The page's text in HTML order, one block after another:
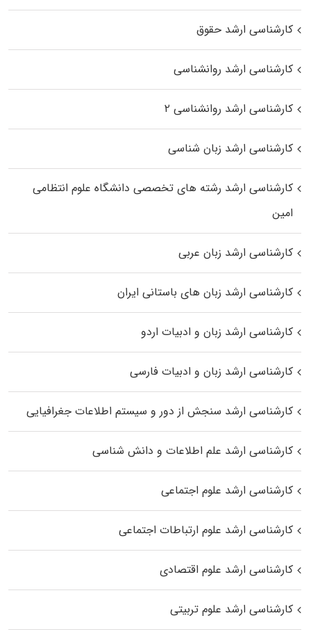
کارشناسی ارشد حقوق
کارشناسی ارشد روانشناسی
کارشناسی ارشد روانشناسی ۲
کارشناسی ارشد زبان شناسی
کارشناسی ارشد رﺷﺘﻪ ﻫﺎی تخصصی داﻧﺸﮕﺎه ﻋﻠﻮم انتظامی
اﻣﻴﻦ
کارشناسی ارشد زبان عربی
کارشناسی ارشد زبان‌ های باستانی ایران
کارشناسی ارشد زبان و ادبیات اردو
کارشناسی ارشد زبان و ادبیات فارسی
کارشناسی ارشد سنجش از دور و سیستم اطلاعات جغرافیایی
کارشناسی ارشد علم اطلاعات و دانش شناسی
کارشناسی ارشد علوم اجتماعی
کارشناسی ارشد علوم ارتباطات اجتماعی
کارشناسی ارشد علوم اقتصادی
کارشناسی ارشد علوم تربیتی